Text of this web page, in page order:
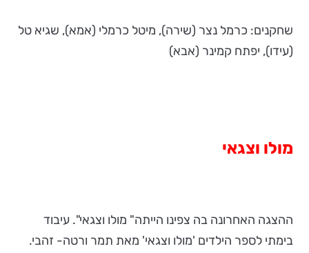
שחקנים: כרמל נצר (שירה), מיטל כרמלי (אמא), שגיא טל
(עידו), יפתח קמינר (אבא)
מולו וצגאי
ההצגה האחרונה בה צפינו הייתה" מולו וצגאי". עיבוד
בימתי לספר הילדים 'מולו וצגאי' מאת תמר ורטה- זהבי.